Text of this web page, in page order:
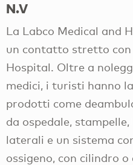
N.V
La Labco Medical and
un contatto stretto con
Hospital. Oltre a
medici, i turisti hanno
prodotti come
da ospedale,
laterali e un sistema
ossigeno, con cilindro